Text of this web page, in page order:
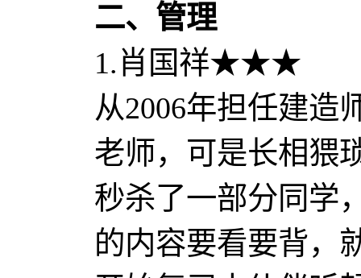
二、管理
1.肖国祥★★★
从2006年担任建造
老师，可是长相猥
秒杀了一部分同学
的内容要看要背，